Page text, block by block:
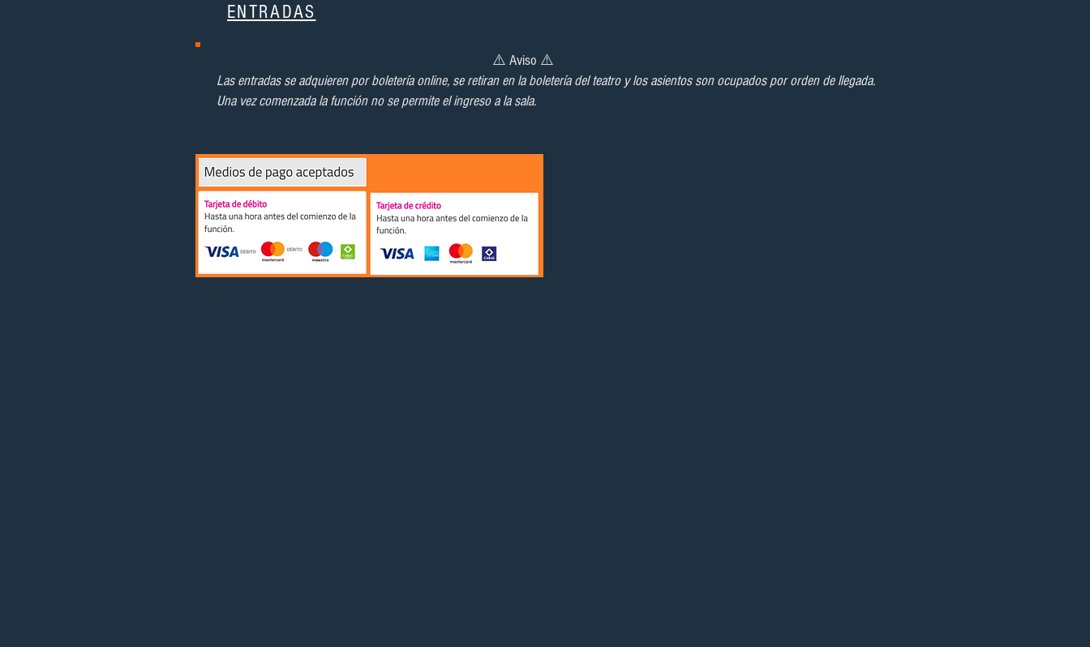
ENTRADAS
⚠️ Aviso ⚠️
Las entradas se adquieren por boletería online, se retiran en la boletería del teatro y los asientos son ocupados por orden de llegada.
Una vez comenzada la función no se permite el ingreso a la sala.